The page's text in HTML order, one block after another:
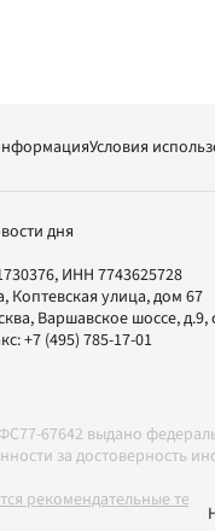
Условия
дня
ИНН 7743625728
Коптевская улица, дом 67
, Варшавское шоссе, д.9,
+7 (495) 785-17-01
67642 выдано
за